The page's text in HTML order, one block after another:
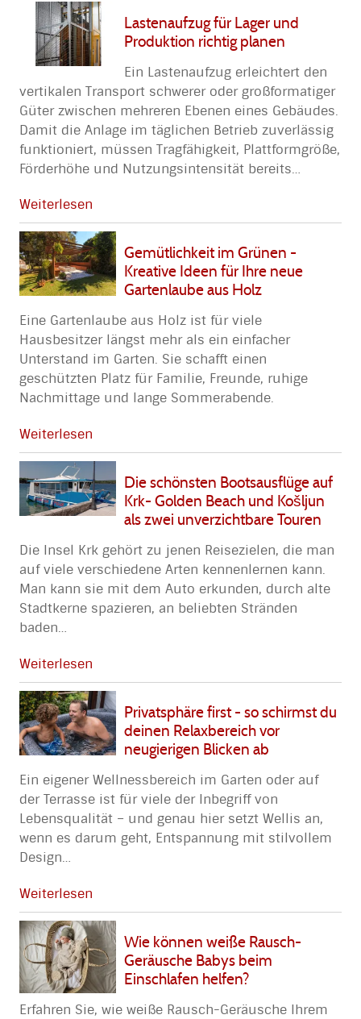
Lastenaufzug für Lager und
Produktion richtig planen
Ein Lastenaufzug erleichtert den
vertikalen Transport schwerer oder großformatiger
Güter zwischen mehreren Ebenen eines Gebäudes.
Damit die Anlage im täglichen Betrieb zuverlässig
funktioniert, müssen Tragfähigkeit, Plattformgröße,
Förderhöhe und Nutzungsintensität bereits…
Weiterlesen
Gemütlichkeit im Grünen -
Kreative Ideen für Ihre neue
Gartenlaube aus Holz
Eine Gartenlaube aus Holz ist für viele
Hausbesitzer längst mehr als ein einfacher
Unterstand im Garten. Sie schafft einen
geschützten Platz für Familie, Freunde, ruhige
Nachmittage und lange Sommerabende.
Weiterlesen
Die schönsten Bootsausflüge auf
Krk- Golden Beach und Košljun
als zwei unverzichtbare Touren
Die Insel Krk gehört zu jenen Reisezielen, die man
auf viele verschiedene Arten kennenlernen kann.
Man kann sie mit dem Auto erkunden, durch alte
Stadtkerne spazieren, an beliebten Stränden
baden…
Weiterlesen
Privatsphäre first - so schirmst du
deinen Relaxbereich vor
neugierigen Blicken ab
Ein eigener Wellnessbereich im Garten oder auf
der Terrasse ist für viele der Inbegriff von
Lebensqualität – und genau hier setzt Wellis an,
wenn es darum geht, Entspannung mit stilvollem
Design…
Weiterlesen
Wie können weiße Rausch-
Geräusche Babys beim
Einschlafen helfen?
Erfahren Sie, wie weiße Rausch-Geräusche Ihrem